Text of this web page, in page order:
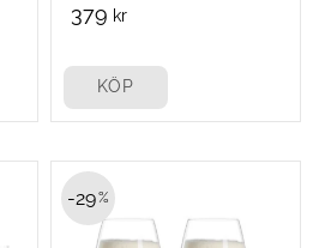
379 kr
KÖP
29%